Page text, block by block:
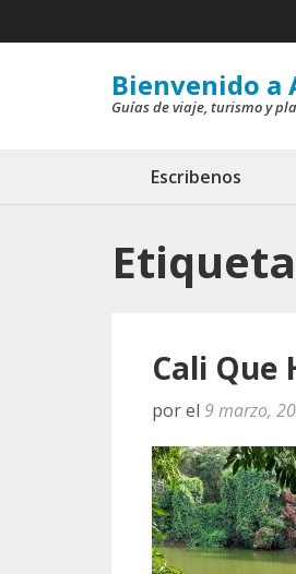
al
Bienvenido a
Guías de viaje, turismo y
Escribenos
Cali Que
porel 9 marzo,